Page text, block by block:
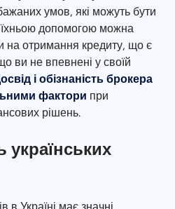
умов, які можуть бути
їхньою допомогою можна
на отримання кредиту, що є
ви не впевнені у своїй
і обізнаність брокера
фактори при
рішень.